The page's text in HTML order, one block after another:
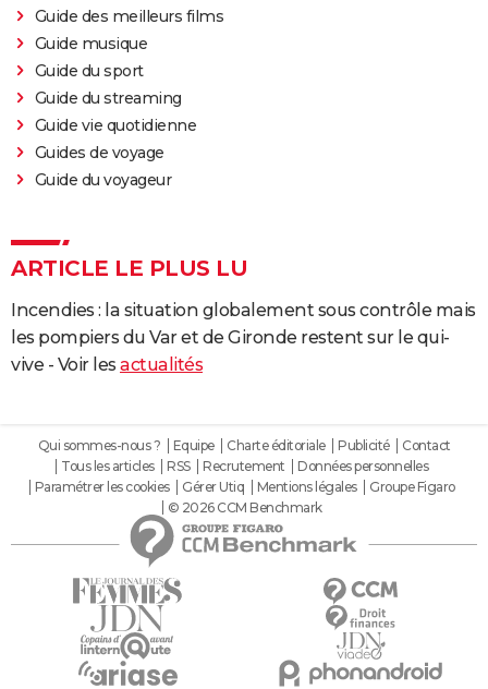
Guide des meilleurs films
Guide musique
Guide du sport
Guide du streaming
Guide vie quotidienne
Guides de voyage
Guide du voyageur
ARTICLE LE PLUS LU
Incendies : la situation globalement sous contrôle mais
les pompiers du Var et de Gironde restent sur le qui-
vive - Voir les actualités
Qui sommes-nous ? Equipe Charte éditoriale Publicité
Contact
Tous les articles
RSS Recrutement
Données personnelles
Paramétrer les cookies
Gérer Utiq Mentions légales
Groupe Figaro
© 2026 CCM Benchmark